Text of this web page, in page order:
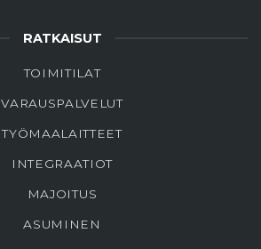
RATKAISUT
TOIMITILAT
VARAUSPALVELUT
TYÖMAALAITTEET
INTEGRAATIOT
MAJOITUS
ASUMINEN